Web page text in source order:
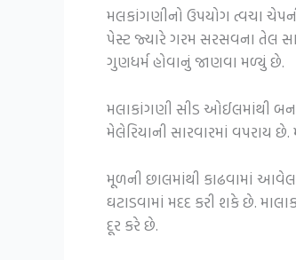
મલકાંગણીનો ઉપયોગ ત્વચા
પેસ્ટ જ્યારે ગરમ સરસવના તેલ
ગુણધર્મ હોવાનું જાણવા મળ્યું છે.
મલાકાંગણી સીડ ઓઈલમાંથી
મેલેરિયાની સારવારમાં વપરાય
મૂળની છાલમાંથી કાઢવામાં
ઘટાડવામાં મદદ કરી શકે છે.
દૂર કરે છે.